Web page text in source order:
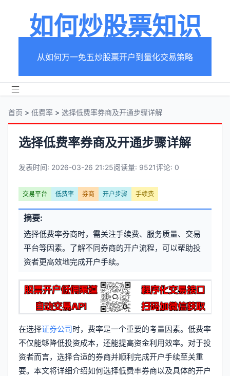
如何炒股票知识
从如何万一免五炒股票开户到量化交易策略
首页 > 低费率 > 选择低费率券商及开通步骤详解
选择低费率券商及开通步骤详解
章
元
信
息
发表时间: 2026-03-26 21:25阅读量: 9521评论: 0
文
章
标
签
交易平台 低费率 券商 开户步骤 手续费
摘要:
选择低费率券商时，需关注手续费、服务质量、交易
平台等因素。了解不同券商的开户流程，可以帮助投
资者更高效地完成开户手续。
在选择证券公司时，费率是一个重要的考量因素。低费率
不仅能够降低投资成本，还能提高资金利用效率。对于投
资者而言，选择合适的券商并顺利完成开户手续至关重
要。本文将详细介绍如何选择低费率券商以及具体的开户